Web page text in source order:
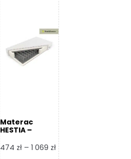
1
361 zł
do
2
352 zł
Materac
HESTIA –
474 zł – 1 069 złZakres